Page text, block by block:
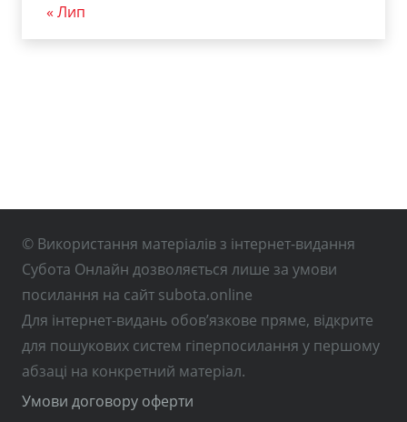
« Лип
© Використання матеріалів з інтернет-видання
Субота Онлайн дозволяється лише за умови
посилання на сайт subota.online
Для інтернет-видань обов’язкове пряме, відкрите
для пошукових систем гіперпосилання у першому
абзаці на конкретний матеріал.
Умови договору оферти